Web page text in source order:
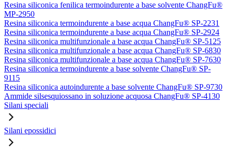
Resina siliconica fenilica termoindurente a base solvente ChangFu®
MP-2950
Resina siliconica termoindurente a base acqua ChangFu® SP-2231
Resina siliconica termoindurente a base acqua ChangFu® SP-2924
Resina siliconica multifunzionale a base acqua ChangFu® SP-5125
Resina siliconica multifunzionale a base acqua ChangFu® SP-6830
Resina siliconica multifunzionale a base acqua ChangFu® SP-7630
Resina siliconica termoindurente a base solvente ChangFu® SP-
9115
Resina siliconica autoindurente a base solvente ChangFu® SP-9730
Ammide silsesquiossano in soluzione acquosa ChangFu® SP-4130
Silani speciali
Silani epossidici